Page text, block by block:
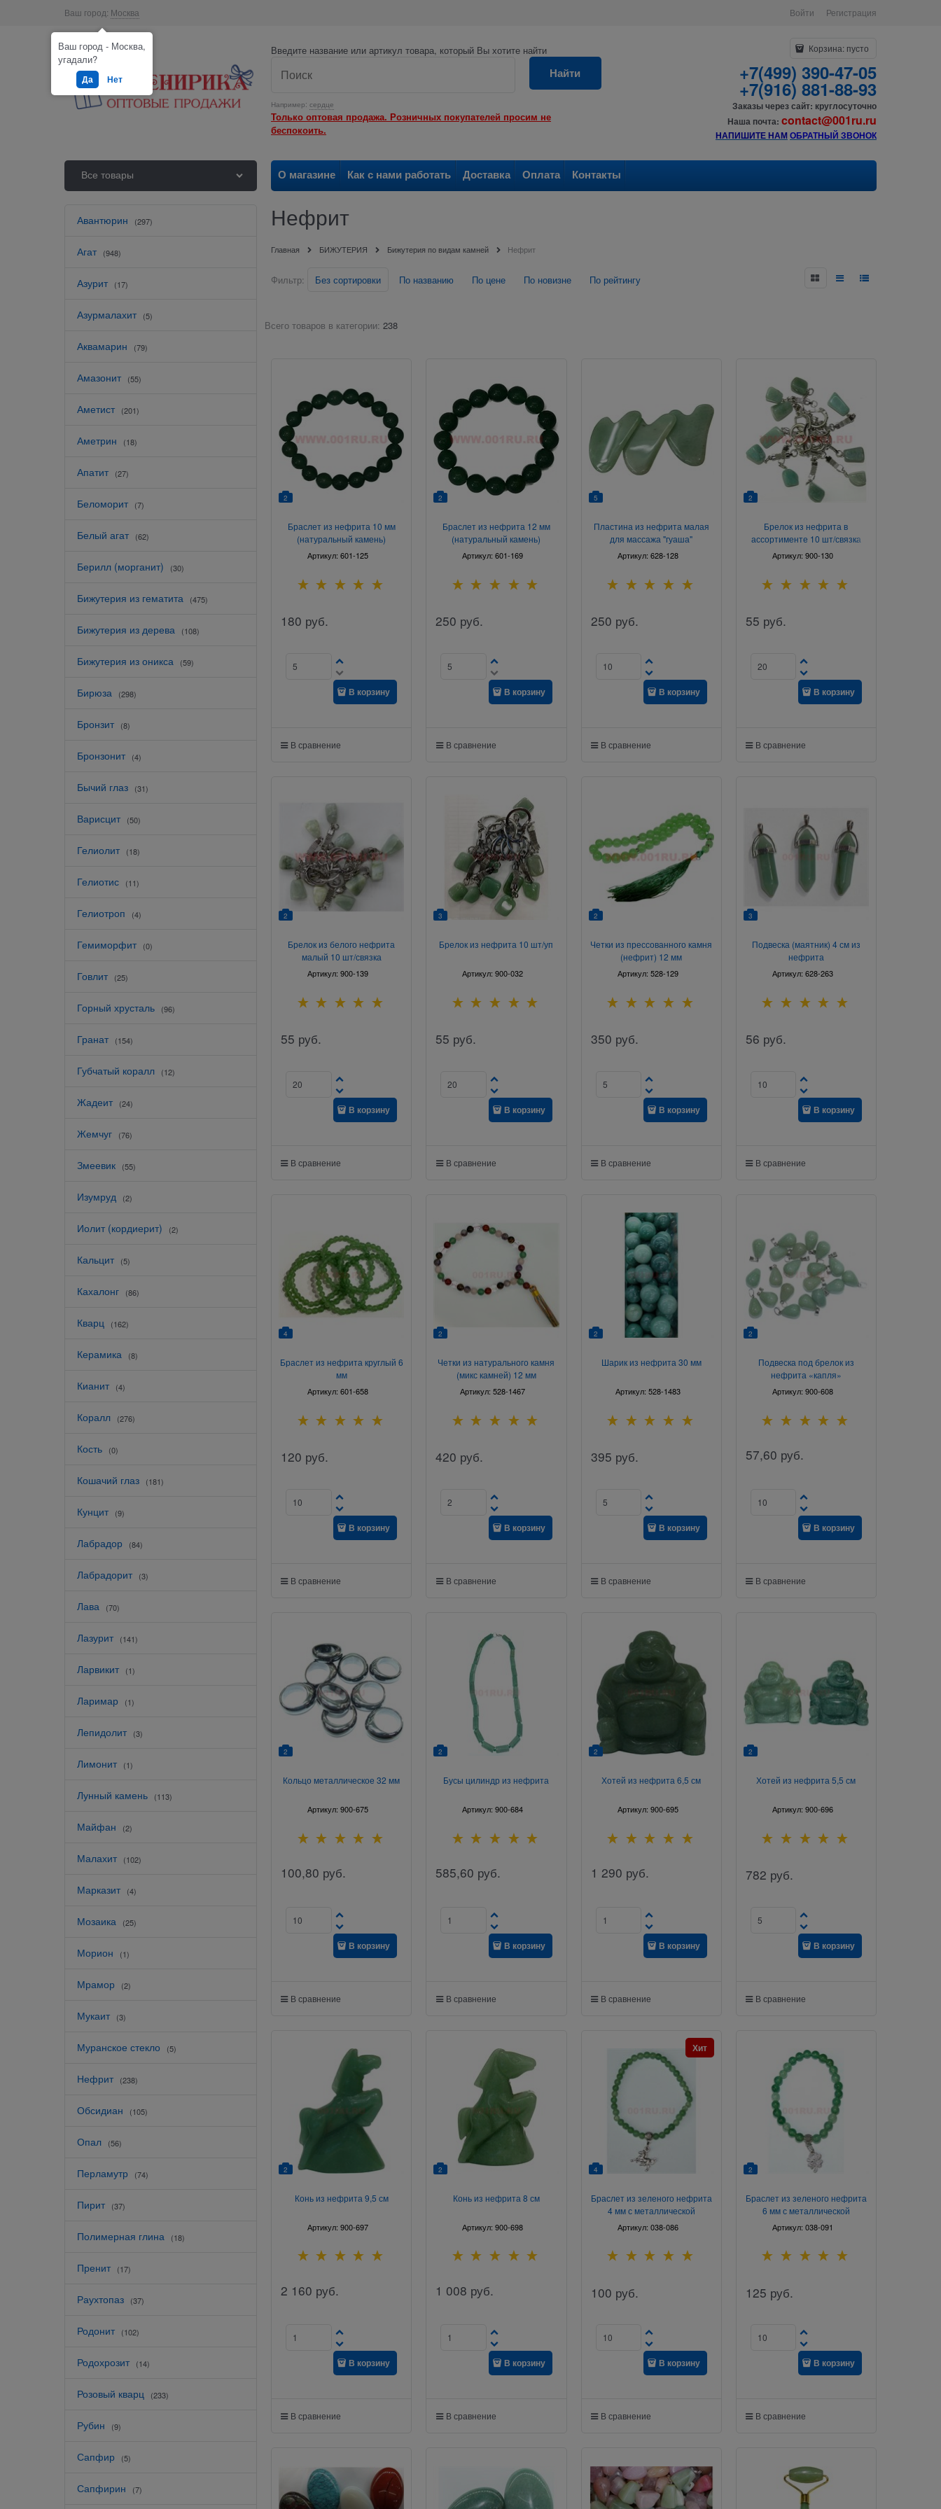
Ваш город: Москва Войти Регистрация
Введите название или артикул товара, который Вы хотите найти
Например: сердце
Найти
Только оптовая продажа. Розничных покупателей просим не
беспокоить.
Корзина: пусто
+7(499) 390-47-05
+7(916) 881-88-93
Заказы через сайт: круглосуточно
Наша почта: contact@001ru.ru
НАПИШИТЕ НАМОБРАТНЫЙ ЗВОНОК
Все товары О магазине Как с нами работать Доставка Оплата Контакты
Авантюрин (297)
Агат (948)
Азурит (17)
Азурмалахит (5)
Аквамарин (79)
Амазонит (55)
Аметист (201)
Аметрин (18)
Апатит (27)
Беломорит (7)
Белый агат (62)
Берилл (морганит) (30)
Бижутерия из гематита (475)
Бижутерия из дерева (108)
Бижутерия из оникса (59)
Бирюза (298)
Бронзит (8)
Бронзонит (4)
Бычий глаз (31)
Варисцит (50)
Гелиолит (18)
Гелиотис (11)
Гелиотроп (4)
Гемиморфит (0)
Говлит (25)
Горный хрусталь (96)
Гранат (154)
Губчатый коралл (12)
Жадеит (24)
Жемчуг (76)
Змеевик (55)
Изумруд (2)
Иолит (кордиерит) (2)
Кальцит (5)
Кахалонг (86)
Кварц (162)
Керамика (8)
Кианит (4)
Коралл (276)
Кость (0)
Кошачий глаз (181)
Кунцит (9)
Лабрадор (84)
Лабрадорит (3)
Лава (70)
Лазурит (141)
Ларвикит (1)
Ларимар (1)
Лепидолит (3)
Лимонит (1)
Лунный камень (113)
Майфан (2)
Малахит (102)
Марказит (4)
Мозаика (25)
Морион (1)
Мрамор (2)
Мукаит (3)
Муранское стекло (5)
Нефрит (238)
Обсидиан (105)
Опал (56)
Перламутр (74)
Пирит (37)
Полимерная глина (18)
Пренит (17)
Раухтопаз (37)
Родонит (102)
Родохрозит (14)
Розовый кварц (233)
Рубин (9)
Сапфир (5)
Сапфирин (7)
Нефрит
Главная БИЖУТЕРИЯ Бижутерия по видам камней Нефрит
Фильтр: Без сортировки По названию По цене По новизне По рейтингу
Всего товаров в категории: 238
2
Браслет из нефрита 10 мм
(натуральный камень)
Артикул:601-125
180 руб.
В корзину
В сравнение
2
Браслет из нефрита 12 мм
(натуральный камень)
Артикул:601-169
250 руб.
В корзину
В сравнение
5
Пластина из нефрита малая
для массажа "гуаша"
Артикул: 628-128
250 руб.
В корзину
В сравнение
2
Брелок из нефрита в
ассортименте 10 шт/связка
Артикул: 900-130
55 руб.
В корзину
В сравнение
2
Брелок из белого нефрита
малый 10 шт/связка
Артикул:900-139
55 руб.
В корзину
В сравнение
3
Брелок из нефрита 10 шт/уп
Артикул:900-032
55 руб.
В корзину
В сравнение
2
Четки из прессованного камня
(нефрит) 12 мм
Артикул: 528-129
350 руб.
В корзину
В сравнение
3
Подвеска (маятник) 4 см из
нефрита
Артикул: 628-263
56 руб.
В корзину
В сравнение
4
Браслет из нефрита круглый 6
мм
Артикул:601-658
120 руб.
В корзину
В сравнение
2
Четки из натурального камня
(микс камней) 12 мм
Артикул:528-1467
420 руб.
В корзину
В сравнение
2
Шарик из нефрита 30 мм
Артикул: 528-1483
395 руб.
В корзину
В сравнение
2
Подвеска под брелок из
нефрита «капля»
Артикул: 900-608
57,60 руб.
В корзину
В сравнение
2
Кольцо металлическое 32 мм
Артикул:900-675
100,80 руб.
В корзину
В сравнение
2
Бусы цилиндр из нефрита
Артикул:900-684
585,60 руб.
В корзину
В сравнение
2
Хотей из нефрита 6,5 см
Артикул: 900-695
1 290 руб.
В корзину
В сравнение
2
Хотей из нефрита 5,5 см
Артикул: 900-696
782 руб.
В корзину
В сравнение
2
Конь из нефрита 9,5 см
Артикул:900-697
2 160 руб.
В корзину
В сравнение
2
Конь из нефрита 8 см
Артикул:900-698
1 008 руб.
В корзину
В сравнение
4
Браслет из зеленого нефрита
4 мм с металлической
фурнитурой
Артикул: 038-086
Хит
100 руб.
В корзину
В сравнение
2
Браслет из зеленого нефрита
6 мм с металлической
фурнитурой
Артикул: 038-091
125 руб.
В корзину
В сравнение
Ваш город - Москва,
угадали?
Да Нет